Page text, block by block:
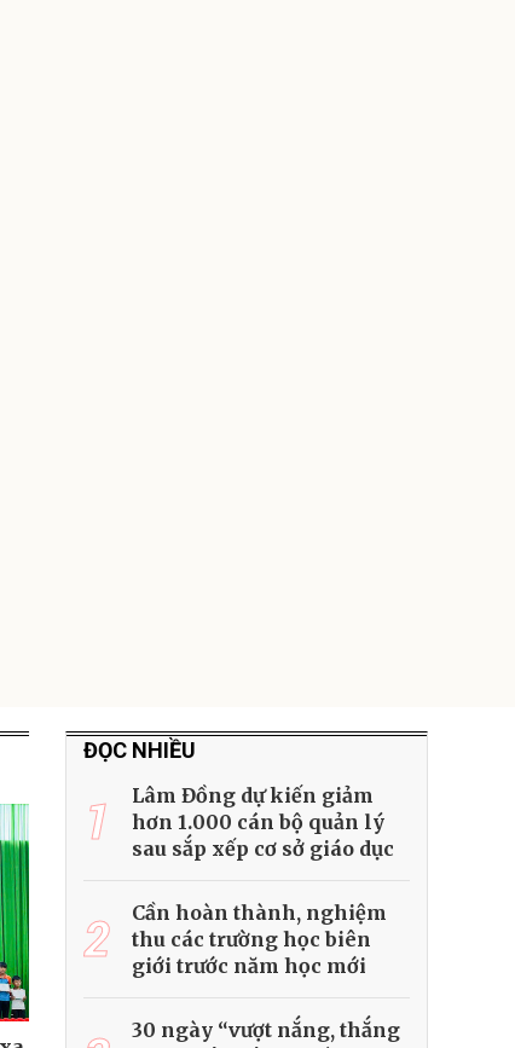
ĐỌC NHIỀU
1
Lâm Đồng dự kiến giảm
hơn 1.000 cán bộ quản lý
sau sắp xếp cơ sở giáo dục
2
Cần hoàn thành, nghiệm
thu các trường học biên
giới trước năm học mới
30 ngày “vượt nắng, thắng